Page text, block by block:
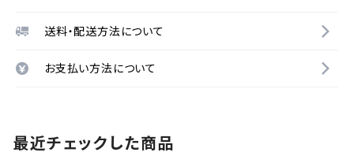
送料・配送方法について
お支払い方法について
最近チェックした商品